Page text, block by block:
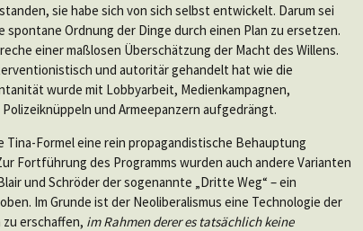
sie habe sich von sich selbst entwickelt. Darum sei
Ordnung der Dinge durch einen Plan zu ersetzen.
einer maßlosen Überschätzung der Macht des Willens.
und autoritär gehandelt hat wie die
wurde mit Lobbyarbeit, Medienkampagnen,
und Armeepanzern aufgedrängt.
Tina-Formel eine rein propagandistische Behauptung
Fortführung des Programms wurden auch andere Varianten
und Schröder der sogenannte „Dritte Weg“ – ein
Im Grunde ist der Neoliberalismus eine Technologie der
erschaffen, im Rahmen derer es tatsächlich keine